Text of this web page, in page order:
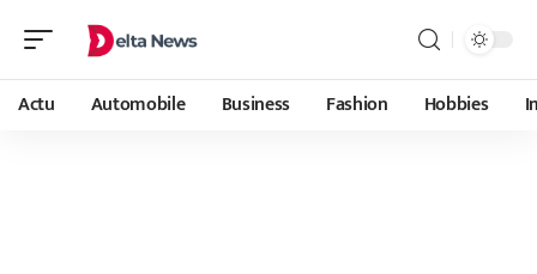
Actu Automobile Business Fashion Hobbies